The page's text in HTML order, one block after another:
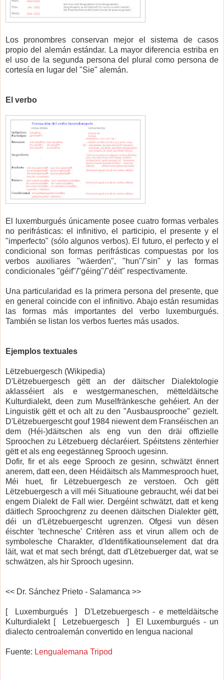
Los pronombres conservan mejor el sistema de casos
propio del alemán estándar. La mayor diferencia estriba en
el uso de la segunda persona del plural como persona de
cortesía en lugar del "Sie" alemán.
El verbo
El luxemburgués únicamente posee cuatro formas verbales
no perifrásticas: el infinitivo, el participio, el presente y el
"imperfecto" (sólo algunos verbos). El futuro, el perfecto y el
condicional son formas perifrásticas compuestas por los
verbos auxiliares "wäerden", "hun"/"sin" y las formas
condicionales "géif"/"géing"/"déit" respectivamente.
Una particularidad es la primera persona del presente, que
en general coincide con el infinitivo. Abajo están resumidas
las formas más importantes del verbo luxemburgués.
También se listan los verbos fuertes más usados.
Ejemplos textuales
Lëtzebuergesch (Wikipedia)
D'Lëtzebuergesch gëtt an der däitscher Dialektologie
aklasséiert als e westgermaneschen, mëtteldäitsche
Kulturdialekt, deen zum Muselfränkesche gehéiert. An der
Linguistik gëtt et och alt zu den "Ausbausprooche" gezielt.
D'Lëtzebuergescht gouf 1984 niewent dem Franséischen an
dem (Héi-)däitschen als eng vun den dräi offizielle
Sproochen zu Lëtzebuerg déclaréiert. Spéitstens zënterhier
gëtt et als eng eegestänneg Sprooch ugesinn.
Dofir, fir et als eege Sprooch ze gesinn, schwätzt ënnert
anerem, datt een, deen Héidäitsch als Mammesprooch huet,
Méi huet, fir Lëtzebuergesch ze verstoen. Och gëtt
Lëtzebuergesch a vill méi Situatioune gebraucht, wéi dat bei
engem Dialekt de Fall wier. Dergéint schwätzt, datt et keng
däitlech Sproochgrenz zu deenen däitschen Dialekter gëtt,
déi un d'Lëtzebuergescht ugrenzen. Ofgesi vun dësen
éischter 'technesche' Critèren ass et virun allem och de
symbolesche Charakter, d'Identifikatiounselement dat dra
läit, wat et mat sech bréngt, datt d'Lëtzebuerger dat, wat se
schwätzen, als hir Sprooch ugesinn.
<< Dr. Sánchez Prieto - Salamanca >>
[ Luxemburgués ] D'Letzebuergesch - e metteldäitsche
Kulturdialekt [ Letzebuergesch ] El Luxemburgués - un
dialecto centroalemán convertido en lengua nacional
Fuente: Lengualemana Tripod